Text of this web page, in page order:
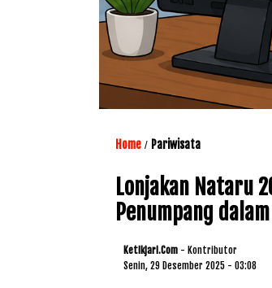
Home / Pariwisata
Lonjakan Nataru
Penumpang
Ketikjari.com - Kontributor
Senin, 29 Desember 2025 - 03:08